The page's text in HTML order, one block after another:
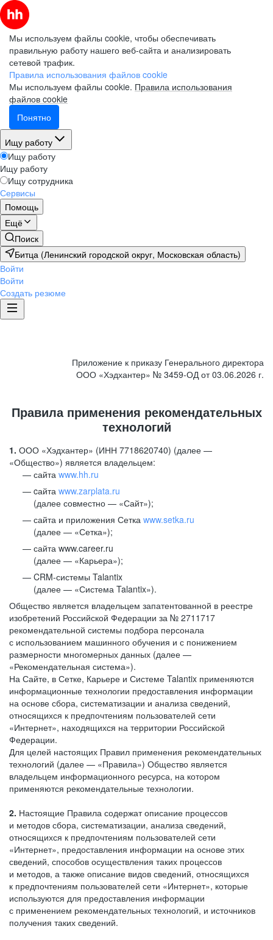
Мы используем файлы cookie, чтобы обеспечивать
правильную работу нашего веб-сайта и анализировать
сетевой трафик.
Правила использования файлов cookie
Мы используем файлы cookie. Правила использования
файлов cookie
Понятно
Ищу работу
Ищу работу
Ищу работу
Ищу сотрудника
Сервисы
Помощь
Ещё
Поиск
Битца (Ленинский городской округ, Московская область)
Войти
Войти
Создать резюме
Приложение к приказу Генерального директора
ООО «Хэдхантер» № 3459-ОД от 03.06.2026 г.
Правила применения рекомендательных
технологий
1. ООО «Хэдхантер» (ИНН 7718620740) (далее —
«Общество») является владельцем:
сайта www.hh.ru
cайта www.zarplata.ru
(далее совместно — «Сайт»);
сайта и приложения Сетка www.setka.ru
(далее — «Сетка»);
сайта www.career.ru
(далее — «Карьера»);
CRM-системы Talantix
(далее — «Система Talantix»).
Общество является владельцем запатентованной в реестре
изобретений Российской Федерации за № 2711717
рекомендательной системы подбора персонала
с использованием машинного обучения и с понижением
размерности многомерных данных (далее —
«Рекомендательная система»).
На Сайте, в Сетке, Карьере и Системе Talantix применяются
информационные технологии предоставления информации
на основе сбора, систематизации и анализа сведений,
относящихся к предпочтениям пользователей сети
«Интернет», находящихся на территории Российской
Федерации.
Для целей настоящих Правил применения рекомендательных
технологий (далее — «Правила») Общество является
владельцем информационного ресурса, на котором
применяются рекомендательные технологии.
2. Настоящие Правила содержат описание процессов
и методов сбора, систематизации, анализа сведений,
относящихся к предпочтениям пользователей сети
«Интернет», предоставления информации на основе этих
сведений, способов осуществления таких процессов
и методов, а также описание видов сведений, относящихся
к предпочтениям пользователей сети «Интернет», которые
используются для предоставления информации
с применением рекомендательных технологий, и источников
получения таких сведений.